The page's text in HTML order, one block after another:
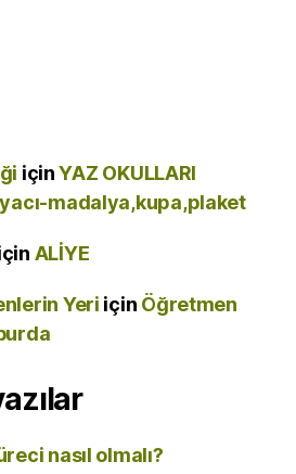
içinYAZ OKULLARI
madalya,kupa,plaket
ALİYE
Yeri için Öğretmen
nasıl olmalı?